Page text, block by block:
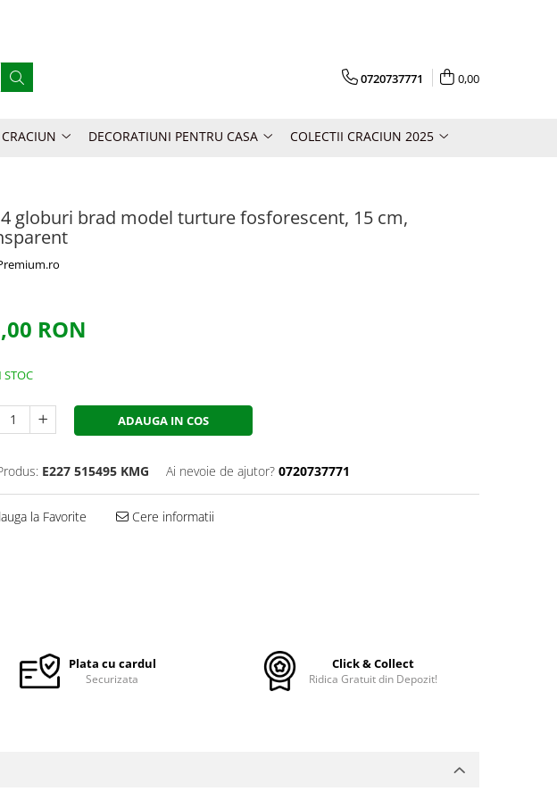
0720737771 0,00
DECORATIUNI PENTRU CASA COLECTII CRACIUN 2025
globuri brad model turture fosforescent, 15 cm,
RON
STOC
ADAUGA IN COS
E227 515495 KMG Ai nevoie de ajutor? 0720737771
la Favorite Cere informatii
Plata cu cardul
Securizata
Click & Collect
Ridica Gratuit din Depozit!